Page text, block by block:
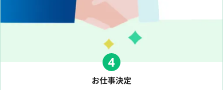
4
お仕事決定